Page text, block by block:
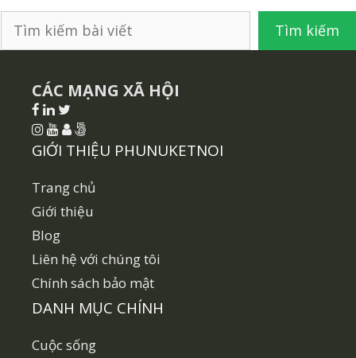
Tìm
kiếm
Tìm kiếm
CÁC MẠNG XÃ HỘI
GIỚI THIỆU PHUNUKETNOI
Trang chủ
Giới thiệu
Blog
Liên hệ với chúng tôi
Chính sách bảo mật
DANH MỤC CHÍNH
Cuộc sống